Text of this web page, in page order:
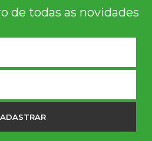
de todas as novidades